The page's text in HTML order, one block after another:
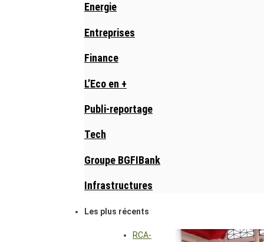
Energie
Entreprises
Finance
L’Eco en +
Publi-reportage
Tech
Groupe BGFIBank
Infrastructures
Les plus récents
RCA-